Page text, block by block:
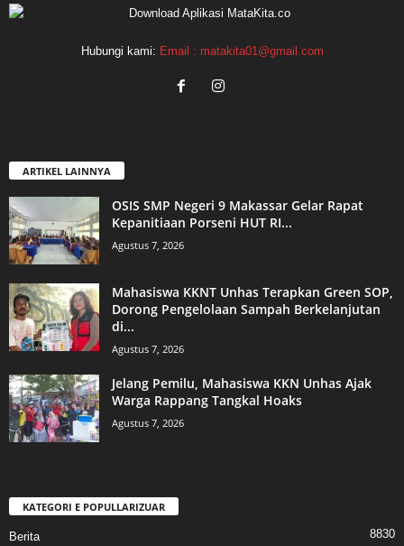
Hubungi kami: Email : matakita01@gmail.com
ARTIKEL LAINNYA
OSIS SMP Negeri 9 Makassar Gelar Rapat
Kepanitiaan Porseni HUT RI...
Agustus 7, 2026
Mahasiswa KKNT Unhas Terapkan Green SOP,
Dorong Pengelolaan Sampah Berkelanjutan
di...
Agustus 7, 2026
Jelang Pemilu, Mahasiswa KKN Unhas Ajak
Warga Rappang Tangkal Hoaks
Agustus 7, 2026
KATEGORI E POPULLARIZUAR
Berita 8830